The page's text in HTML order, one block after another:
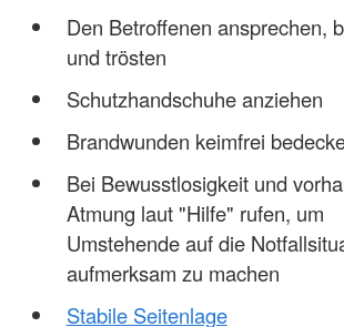
Den Betroffenen ansprechen,
und trösten
Schutzhandschuhe anziehen
Brandwunden keimfrei
Bei Bewusstlosigkeit und
Atmung laut "Hilfe" rufen, um
Umstehende auf die
aufmerksam zu machen
Stabile Seitenlage